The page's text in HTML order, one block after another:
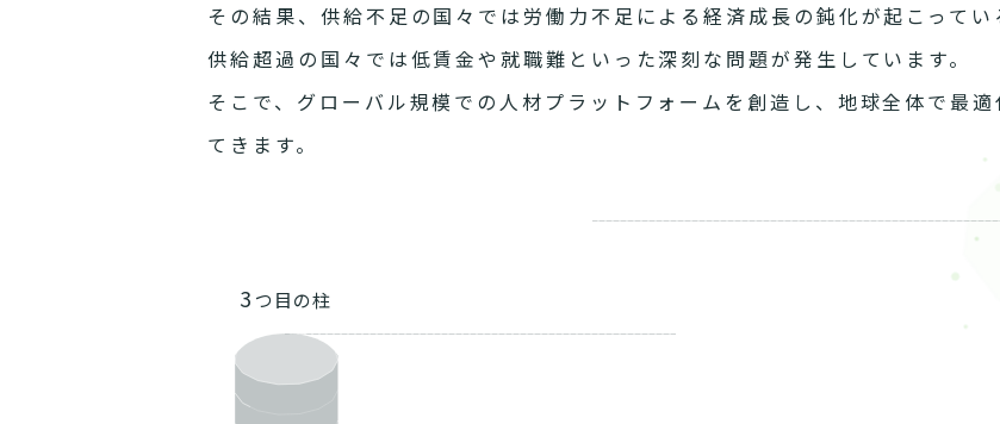
その結果、供給不足の国々では労働力不足による経済成長の鈍化が起こってい
供給超過の国々では低賃金や就職難といった深刻な問題が発生しています。
そこで、グローバル規模での人材プラットフォームを創造し、地球全体で最適
てきます。
3 つ目の柱